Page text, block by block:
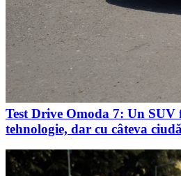
Test Drive Omoda 7: Un
tehnologie, dar cu câteva